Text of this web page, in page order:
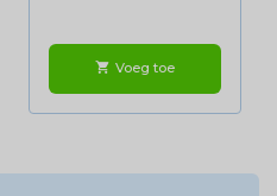
shopping_cart Voeg toe